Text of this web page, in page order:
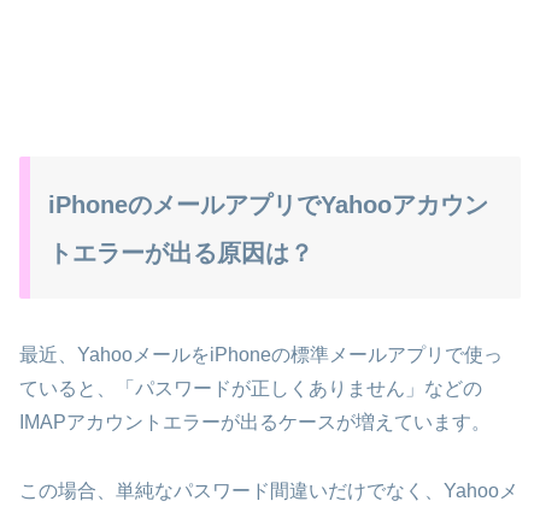
iPhoneのメールアプリでYahooアカウン
トエラーが出る原因は？
最近、YahooメールをiPhoneの標準メールアプリで使っ
ていると、「パスワードが正しくありません」などの
IMAPアカウントエラーが出るケースが増えています。
この場合、単純なパスワード間違いだけでなく、Yahooメ